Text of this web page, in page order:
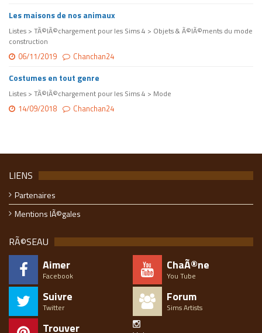
Les maisons de nos animaux
Listes > TÃ©lÃ©chargement pour les Sims 4 > Objets & Ã©lÃ©ments du mode
construction
06/11/2019 Chanchan24
Costumes en tout genre
Listes > TÃ©lÃ©chargement pour les Sims 4 > Mode
14/09/2018 Chanchan24
LIENS
Partenaires
Mentions lÃ©gales
RÃ©SEAU
Aimer
Facebook
ChaÃ®ne
You Tube
Suivre
Twitter
Forum
Sims Artists
Trouver